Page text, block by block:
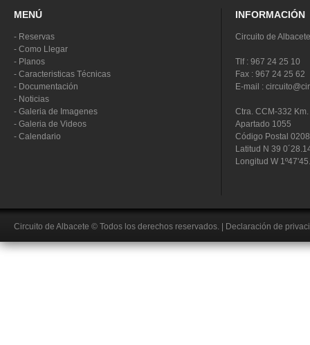
MENÚ
- Reservas
- Como Llegar
- Planos
- Caracteristicas Técnicas
- Documentación
- Noticias
- Galeria de Imagenes
- Galeria de Videos
- Calendario
INFORMACIÓN
Circuito de Albacete
Tlf : 967 24 25 10
Fax : 967 24 25 62
E-mail :
Ctra. CCM-332
Apartado 1055
Código Postal
Latitud N 39
Longitud W
Circuito de Albacete © Todos los derechos reservados. Declaración de